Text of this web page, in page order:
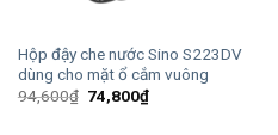
Hộp đậy che nước Sino S223DV
dùng cho mặt ổ cắm vuông
94,600₫ Giá
gốc
74,800₫Giá
hiện